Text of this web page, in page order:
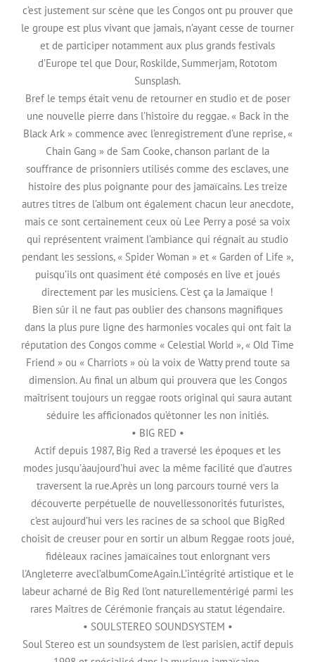
c’est justement sur scène que les Congos ont pu prouver que
le groupe est plus vivant que jamais, n’ayant cesse de tourner
et de participer notamment aux plus grands festivals
d’Europe tel que Dour, Roskilde, Summerjam, Rototom
Sunsplash.
Bref le temps était venu de retourner en studio et de poser
une nouvelle pierre dans l’histoire du reggae. « Back in the
Black Ark » commence avec l’enregistrement d’une reprise, «
Chain Gang » de Sam Cooke, chanson parlant de la
souffrance de prisonniers utilisés comme des esclaves, une
histoire des plus poignante pour des jamaïcains. Les treize
autres titres de l’album ont également chacun leur anecdote,
mais ce sont certainement ceux où Lee Perry a posé sa voix
qui représentent vraiment l’ambiance qui régnait au studio
pendant les sessions, « Spider Woman » et « Garden of Life »,
puisqu’ils ont quasiment été composés en live et joués
directement par les musiciens. C’est ça la Jamaïque !
Bien sûr il ne faut pas oublier des chansons magnifiques
dans la plus pure ligne des harmonies vocales qui ont fait la
réputation des Congos comme « Celestial World », « Old Time
Friend » ou « Charriots » où la voix de Watty prend toute sa
dimension. Au final un album qui prouvera que les Congos
maîtrisent toujours un reggae roots original qui saura autant
séduire les afficionados qu’étonner les non initiés.
• BIG RED •
Actif depuis 1987, Big Red a traversé les époques et les
modes jusqu’àaujourd’hui avec la même facilité que d’autres
traversent la rue.Après un long parcours tourné vers la
découverte perpétuelle de nouvellessonorités futuristes,
c’est aujourd’hui vers les racines de sa school que BigRed
choisit de creuser pour en sortir un album Reggae roots joué,
fidèleaux racines jamaïcaines tout enlorgnant vers
l’Angleterre avecl’albumComeAgain.L’intégrité artistique et le
labeur acharné de Big Red l’ont naturellementérigé parmi les
rares Maîtres de Cérémonie français au statut légendaire.
• SOULSTEREO SOUNDSYSTEM •
Soul Stereo est un soundsystem de l’est parisien, actif depuis